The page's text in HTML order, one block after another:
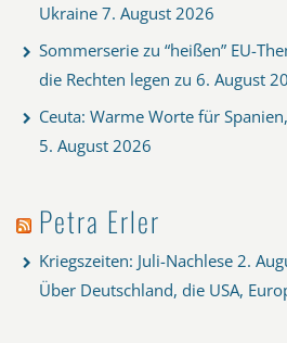
Ukraine 7. August 2026
Sommerserie zu “heißen” EU-
die Rechten legen zu 6. August
Ceuta: Warme Worte für
5. August 2026
Petra Erler
Kriegszeiten: Juli-Nachlese 2.
Über Deutschland, die USA,